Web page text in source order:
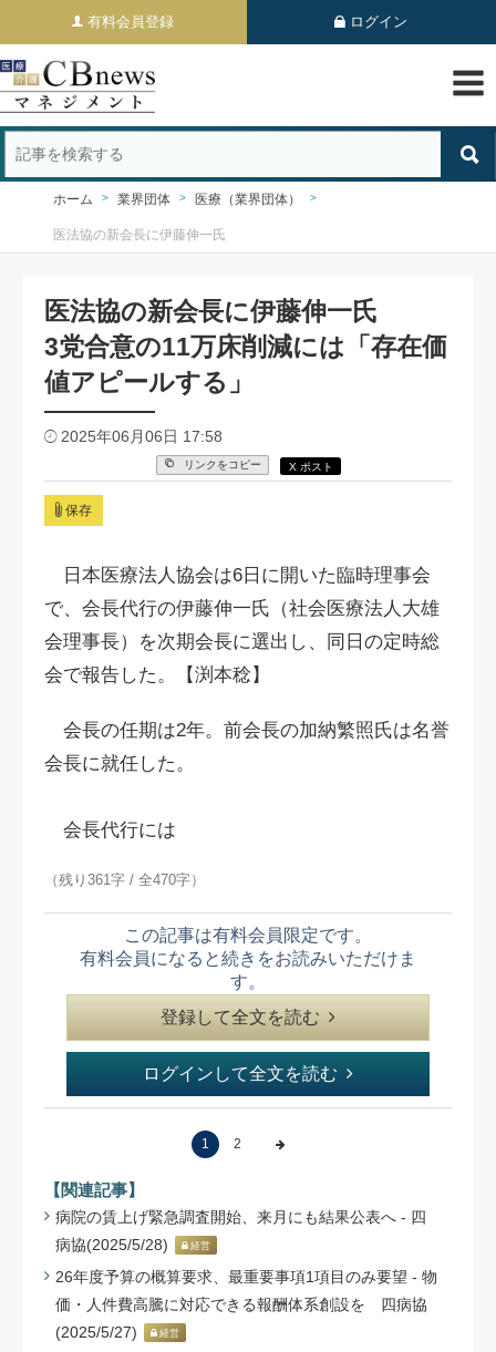
有料会員登録 ログイン
ホーム 業界団体 医療（業界団体）
医法協の新会長に伊藤伸一氏
医法協の新会長に伊藤伸一氏
3党合意の11万床削減には「存在価
値アピールする」
2025年06月06日 17:58
リンクをコピー X ポスト
保存
日本医療法人協会は6日に開いた臨時理事会
で、会長代行の伊藤伸一氏（社会医療法人大雄
会理事長）を次期会長に選出し、同日の定時総
会で報告した。【渕本稔】
会長の任期は2年。前会長の加納繁照氏は名誉
会長に就任した。
会長代行には
（残り361字 / 全470字）
この記事は有料会員限定です。
有料会員になると続きをお読みいただけま
す。
登録して全文を読む
ログインして全文を読む
1 2
【関連記事】
病院の賃上げ緊急調査開始、来月にも結果公表へ - 四
病協(2025/5/28)
経営
26年度予算の概算要求、最重要事項1項目のみ要望 - 物
価・人件費高騰に対応できる報酬体系創設を 四病協
(2025/5/27)
経営